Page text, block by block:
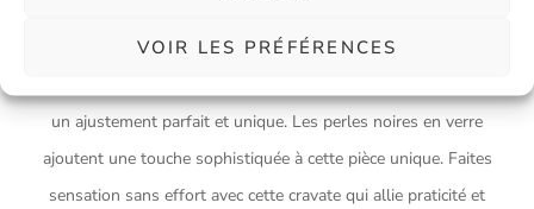
VOIR LES PRÉFÉRENCES
les nœuds compliqués, il vous suffit de l’enfiler pour un style
un ajustement parfait et unique. Les perles noires en verre
ajoutent une touche sophistiquée à cette pièce unique. Faites
sensation sans effort avec cette cravate qui allie praticité et